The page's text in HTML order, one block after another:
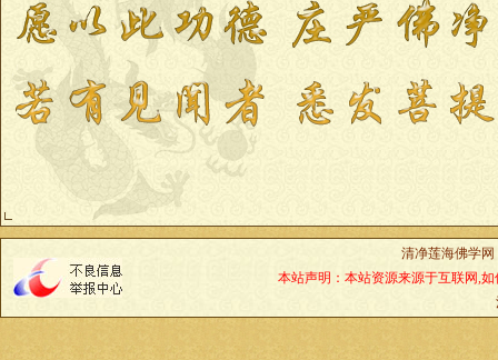
清净莲海佛学网
本站声明：本站资源来源于互联网,